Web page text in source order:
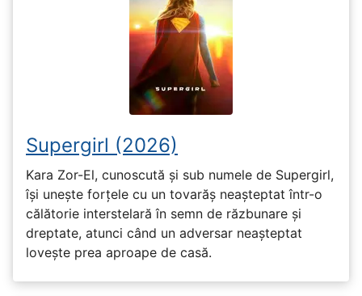
Supergirl (2026)
Kara Zor-El, cunoscută și sub numele de Supergirl,
își unește forțele cu un tovarăș neașteptat într-o
călătorie interstelară în semn de răzbunare și
dreptate, atunci când un adversar neașteptat
lovește prea aproape de casă.